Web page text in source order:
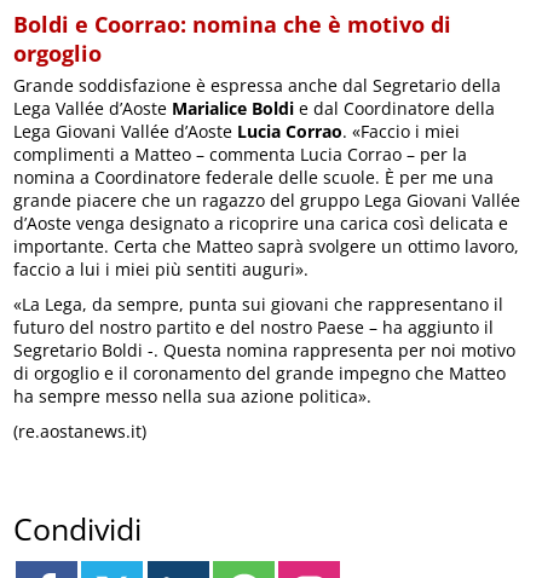
Boldi e Coorrao: nomina che è motivo di
orgoglio
Grande soddisfazione è espressa anche dal Segretario della
Lega Vallée d’Aoste Marialice Boldi e dal Coordinatore della
Lega Giovani Vallée d’Aoste Lucia Corrao. «Faccio i miei
complimenti a Matteo – commenta Lucia Corrao – per la
nomina a Coordinatore federale delle scuole. È per me una
grande piacere che un ragazzo del gruppo Lega Giovani Vallée
d’Aoste venga designato a ricoprire una carica così delicata e
importante. Certa che Matteo saprà svolgere un ottimo lavoro,
faccio a lui i miei più sentiti auguri».
«La Lega, da sempre, punta sui giovani che rappresentano il
futuro del nostro partito e del nostro Paese – ha aggiunto il
Segretario Boldi -. Questa nomina rappresenta per noi motivo
di orgoglio e il coronamento del grande impegno che Matteo
ha sempre messo nella sua azione politica».
(re.aostanews.it)
Condividi